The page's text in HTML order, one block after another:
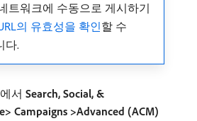
트워크에 수동으로 게시하기
의 유효성을 확인할 수
다.
서 Search, Social, &
Campaigns >Advanced (ACM)